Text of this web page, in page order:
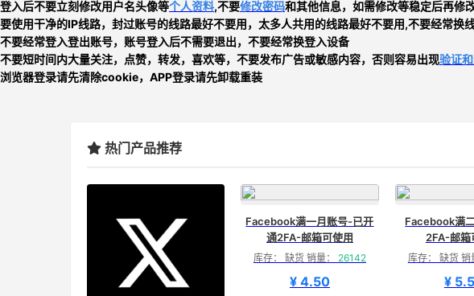
登入后不要立刻修改用户名头像等个人资料,不要修改密码和其他信息，如需修改等稳定后再修
要使用干净的IP线路，封过账号的线路最好不要用，太多人共用的线路最好不要用,不要经常换
不要经常登入登出账号，账号登入后不需要退出，不要经常换登入设备
不要短时间内大量关注，点赞，转发，喜欢等， 不要发布广告或敏感内容，否则容易出现验证
浏览器登录请先清除cookie，APP登录请先卸载重装
热门产品推荐
Facebook满一月账号-已开
通2FA-邮箱可使用
库存： 缺货 销量： 26142
¥ 4.50
Facebook满
2FA-邮箱
库存： 缺货 销
¥